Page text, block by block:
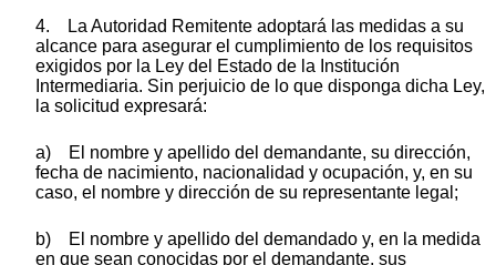
4. La Autoridad Remitente adoptará las medidas a su
alcance para asegurar el cumplimiento de los requisitos
exigidos por la Ley del Estado de la Institución
Intermediaria. Sin perjuicio de lo que disponga dicha Ley,
la solicitud expresará:
a) El nombre y apellido del demandante, su dirección,
fecha de nacimiento, nacionalidad y ocupación, y, en su
caso, el nombre y dirección de su representante legal;
b) El nombre y apellido del demandado y, en la medida
en que sean conocidas por el demandante, sus